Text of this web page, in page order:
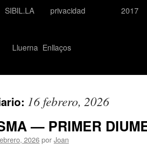
SIBIL.LA
privacidad
2017
Lluerna Enllaços
16 febrero, 2026
— PRIMER
2026porJoan